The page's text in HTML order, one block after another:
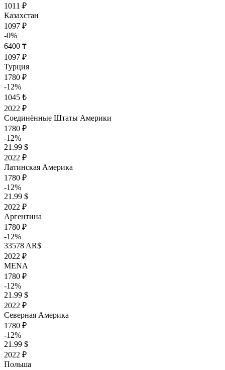
1011 ₽
Казахстан
1097 ₽
-0%
6400 ₸
1097 ₽
Турция
1780 ₽
-12%
1045 ₺
2022 ₽
Соединённые Штаты Америки
1780 ₽
-12%
21.99 $
2022 ₽
Латинская Америка
1780 ₽
-12%
21.99 $
2022 ₽
Аргентина
1780 ₽
-12%
33578 AR$
2022 ₽
MENA
1780 ₽
-12%
21.99 $
2022 ₽
Северная Америка
1780 ₽
-12%
21.99 $
2022 ₽
Польша